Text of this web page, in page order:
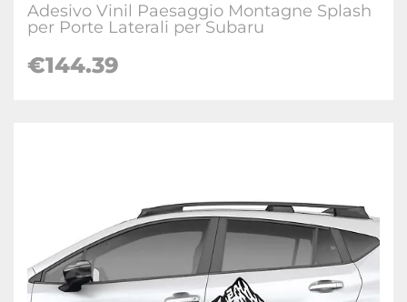
Adesivo Vinil Paesaggio Montagne Splash
per Porte Laterali per Subaru
€144.39